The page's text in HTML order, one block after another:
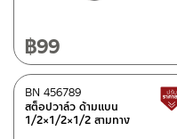
คอลเลคชั่น
(1)
MATT GOLD
฿99
สต็อปวาล์ว ด้ามแบน
1/2×1/2×1/2 สามทาง
BN 456789